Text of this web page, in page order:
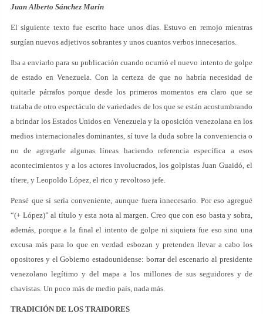
Juan Alberto Sánchez Marín
El siguiente texto fue escrito hace unos días. Estuvo en remojo mientras
surgían nuevos adjetivos sobrantes y unos cuantos verbos innecesarios.
Iba a enviarlo para su publicación cuando ocurrió el nuevo intento de golpe
de estado en Venezuela. Con la certeza de que no habría necesidad de
quitarle párrafos porque desde los primeros momentos era claro que se
trataba de otro espectáculo de variedades de los que se están acostumbrando
a brindar los Estados Unidos en Venezuela y la oposición venezolana en los
medios internacionales dominantes, sí tuve la duda sobre la conveniencia o
no de agregarle algunas líneas haciendo referencia específica a esos
acontecimientos y a los actores involucrados, los golpistas Juan Guaidó, el
títere, y Leopoldo López, el rico y revoltoso jefe.
Pensé que sí sería conveniente, aunque fuera innecesario. Por eso agregué
“(+ López)” al título y esta nota al margen. Creo que con eso basta y sobra,
además, porque a la final el intento de golpe ni siquiera fue eso sino una
excusa más para lo que en verdad esbozan y pretenden llevar a cabo los
opositores y el Gobierno estadounidense: borrar del escenario al presidente
venezolano legítimo y del mapa a los millones de sus seguidores y de
chavistas. Un poco más de medio país, nada más.
TRADICIÓN DE LOS TRAIDORES